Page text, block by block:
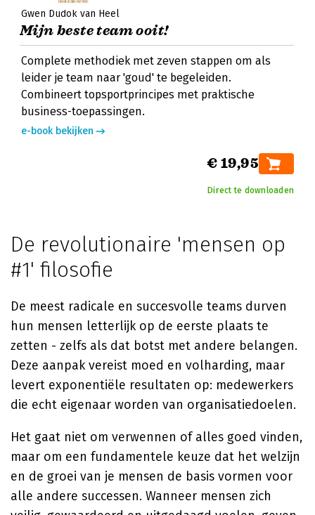
Gwen Dudok van Heel
Mijn beste team ooit!
Complete methodiek met zeven stappen om als
leider je team naar 'goud' te begeleiden.
Combineert topsportprincipes met praktische
business-toepassingen.
e-book bekijken
€ 19,95
Direct te downloaden
De revolutionaire 'mensen op
#1' filosofie
De meest radicale en succesvolle teams durven
hun mensen letterlijk op de eerste plaats te
zetten - zelfs als dat botst met andere belangen.
Deze aanpak vereist moed en volharding, maar
levert exponentiële resultaten op: medewerkers
die echt eigenaar worden van organisatiedoelen.
Het gaat niet om verwennen of alles goed vinden,
maar om een fundamentele keuze dat het welzijn
en de groei van je mensen de basis vormen voor
alle andere successen. Wanneer mensen zich